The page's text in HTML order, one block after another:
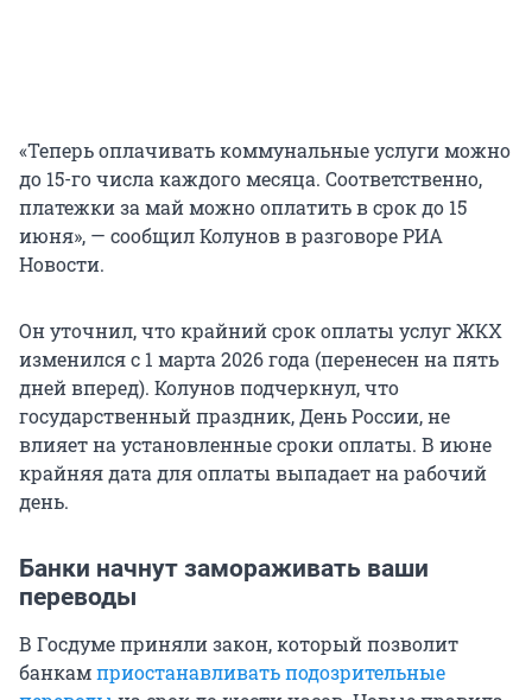
«Теперь оплачивать коммунальные услуги можно
до 15-го числа каждого месяца. Соответственно,
платежки за май можно оплатить в срок до 15
июня», — сообщил Колунов в разговоре РИА
Новости.
Он уточнил, что крайний срок оплаты услуг ЖКХ
изменился с 1 марта 2026 года (перенесен на пять
дней вперед). Колунов подчеркнул, что
государственный праздник, День России, не
влияет на установленные сроки оплаты. В июне
крайняя дата для оплаты выпадает на рабочий
день.
Банки начнут замораживать ваши
переводы
В Госдуме приняли закон, который позволит
банкамприостанавливать подозрительные